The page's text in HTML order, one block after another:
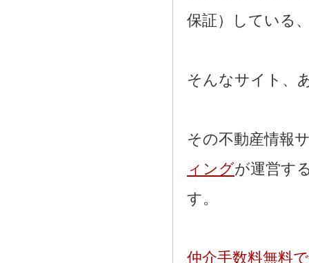
保証）している
そんなサイト、
その不動産情報
ィングが運営す
す。
仲介手数料無料